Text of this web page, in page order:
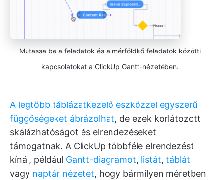
Mutassa be a feladatok és a mérföldkő feladatok közötti
kapcsolatokat a ClickUp Gantt-nézetében.
A legtöbb táblázatkezelő eszközzel egyszerű
függőségeket ábrázolhat, de ezek korlátozott
skálázhatóságot és elrendezéseket
támogatnak. A ClickUp többféle elrendezést
kínál, például Gantt-diagramot, listát, táblát
vagy naptár nézetet, hogy bármilyen méretben